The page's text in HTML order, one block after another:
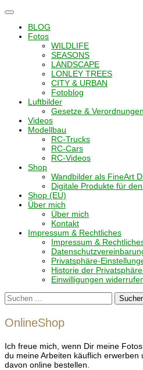
Navigation
umschalten
BLOG
Fotos
WILDLIFE
SEASONS
LANDSCAPE
LONLEY TREES
CITY & URBAN
Fotoblog
Luftbilder
Gesetze & Verordnungen
Videos
Modellbau
RC-Trucks
RC-Cars
RC-Videos
Shop
Wandbilder als FineArt
Digitale Produkte für
Shop (EU)
Über mich
Über mich
Kontakt
Impressum & Rechtliches
Impressum &
Privatsphäre-
Historie der
Einwilligungen
Suchen
nach:
OnlineShop
Ich freue mich, wenn Dir meine
du meine Arbeiten käuflich erwerben
davon online bestellen.